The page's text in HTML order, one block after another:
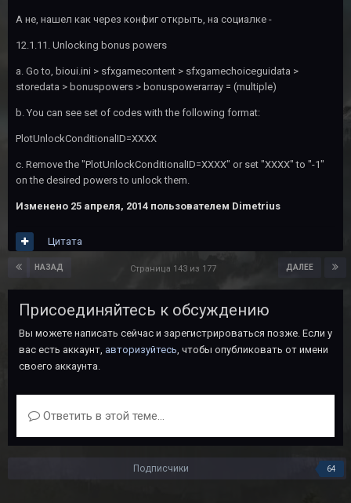
А не, нашел как через конфиг открыть, на социалке -
12.1.11. Unlocking bonus powers
a. Go to, bioui.ini > sfxgamecontent > sfxgamechoiceguidata >
storedata > bonuspowers > bonuspowerarray = (multiple)
b. You can see set of codes with the following format:
PlotUnlockConditionalID=XXXX
c. Remove the "PlotUnlockConditionalID=XXXX" or set "XXXX" to "-1"
on the desired powers to unlock them.
Изменено 25 апреля, 2014 пользователем Dimetrius
Цитата
НАЗАД ДАЛЕЕ
Страница 143 из 177
Присоединяйтесь к обсуждению
Вы можете написать сейчас и зарегистрироваться позже. Если у
вас есть аккаунт, авторизуйтесь, чтобы опубликовать от имени
своего аккаунта.
Ответить в этой теме...
Подписчики 64